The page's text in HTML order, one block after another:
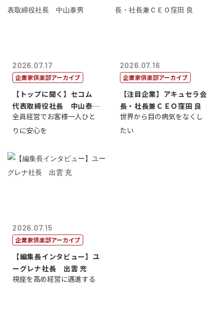
2026.07.17
企業家倶楽部アーカイブ
【トップに聞く】セコム
代表取締役社長 中山泰
男
全員経営でお客様一人ひと
りに安心を
2026.07.16
企業家倶楽部アーカイブ
【注目企業】アキュセラ会
長・社長兼ＣＥＯ窪田 良
世界から目の病気をなくし
たい
2026.07.15
企業家倶楽部アーカイブ
【編集長インタビュー】ユ
ーグレナ社長 出雲 充
視座を高め経営に邁進する